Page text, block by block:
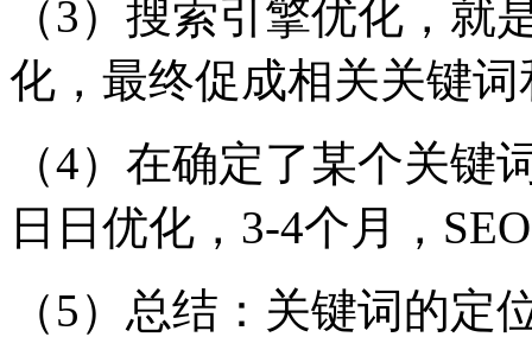
（3）搜索引擎优化，
化，最终促成相关关键
（4）在确定了某个关
日日优化，3-4个月，
（5）总结：关键词的